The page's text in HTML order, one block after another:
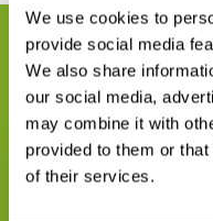
We use cookies to
provide social media
We also share
our social media,
may combine it with
provided to them or
of their services.
GERELATEERDE
Maak uw bestelling